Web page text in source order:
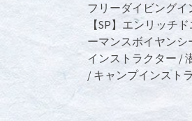
フリーダイビング
【SP】エンリッチ
ーマンスボイヤンシ
インストラクター /
/ キャンプインスト